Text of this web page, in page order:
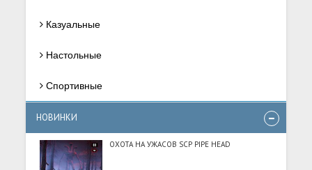
Казуальные
Настольные
Спортивные
НОВИНКИ
ОХОТА НА УЖАСОВ SCP PIPE HEAD